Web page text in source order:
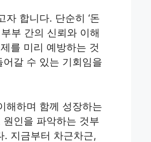
합니다. 단순히 ‘돈
부 간의 신뢰와 이해
를 미리 예방하는 것
갈 수 있는 기회임을
해하며 함께 성장하는
인을 파악하는 것부
. 지금부터 차근차근,